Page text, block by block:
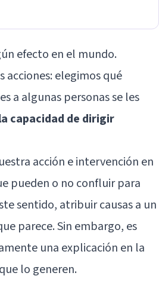
efecto en el mundo.
elegimos qué
a algunas personas se les
capacidad de dirigir
acción e intervención en
pueden o no confluir para
sentido, atribuir causas a un
parece. Sin embargo, es
una explicación en la
lo generen.